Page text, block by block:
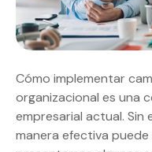
Cómo implementar
organizacional es una
empresarial actual. Sin
manera efectiva